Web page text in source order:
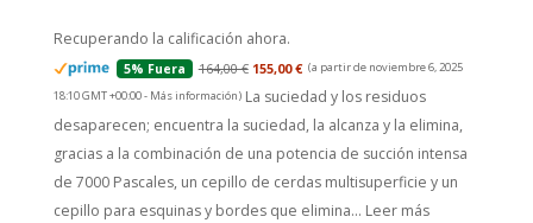
Recuperando la calificación ahora.
5% Fuera 164,00 € 155,00 € (a partir de noviembre 6, 2025
18:10 GMT +00:00 - Más información) La suciedad y los residuos
desaparecen; encuentra la suciedad, la alcanza y la elimina,
gracias a la combinación de una potencia de succión intensa
de 7000 Pascales, un cepillo de cerdas multisuperficie y un
cepillo para esquinas y bordes que elimina... Leer más